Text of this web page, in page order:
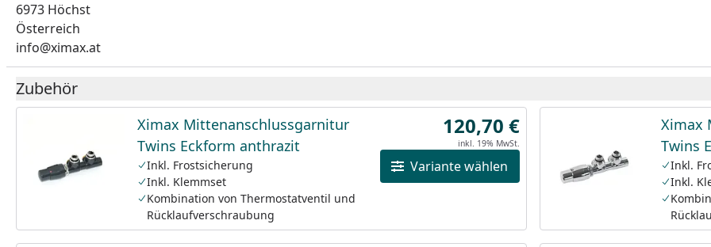
6973 Höchst
Österreich
info@ximax.at
Zubehör
Ximax Mittenanschlussgarnitur
Twins Eckform anthrazit
Inkl. Frostsicherung
Inkl. Klemmset
Kombination von Thermostatventil und
Rücklaufverschraubung
Variante wählen
120,70 €
inkl. 19% MwSt.
Ximax
Twins
Inkl.
Inkl.